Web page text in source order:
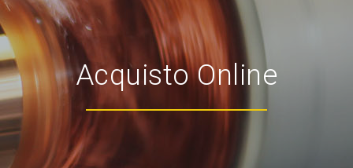
Acquisto Online